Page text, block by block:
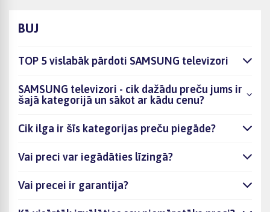
BUJ
TOP 5 vislabāk pārdoti SAMSUNG televizori
SAMSUNG televizori - cik dažādu preču jums ir
šajā kategorijā un sākot ar kādu cenu?
Cik ilga ir šīs kategorijas preču piegāde?
Vai preci var iegādāties līzingā?
Vai precei ir garantija?